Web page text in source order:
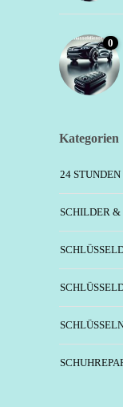
0
Kategorien
24
SCHILDER &